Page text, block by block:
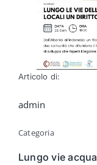
Articolo di:
admin
Categoria
Lungo vie acqua